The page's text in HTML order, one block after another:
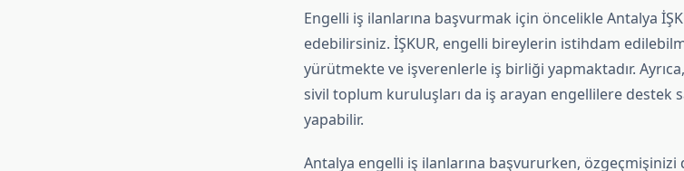
Engelli iş ilanlarına başvurmak için öncelikle Antalya
edebilirsiniz. İŞKUR, engelli bireylerin istihdam
yürütmekte ve işverenlerle iş birliği yapmaktadır.
sivil toplum kuruluşları da iş arayan engellilere destek
yapabilir.
Antalya engelli iş ilanlarına başvururken, özgeçmişinizi